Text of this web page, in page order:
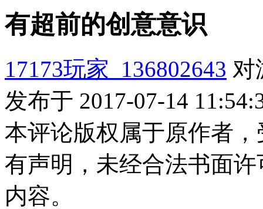
有超前的创意意识
17173玩家_136802643 对
发布于 2017-07-14
本评论版权属于原作者
有声明，未经合法书面
内容。